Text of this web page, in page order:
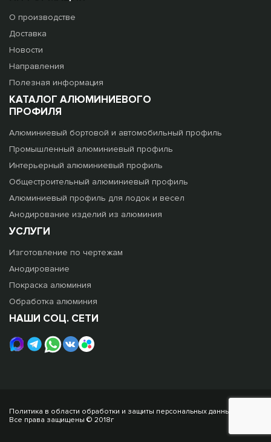
О производстве
Доставка
Новости
Направления
Полезная информация
КАТАЛОГ АЛЮМИНИЕВОГО
ПРОФИЛЯ
Алюминиевый бортовой и автомобильный профиль
Промышленный алюминиевый профиль
Интерьерный алюминиевый профиль
Общестроительный алюминиевый профиль
Алюминиевый профиль для лодок и весел
Анодирование изделий из алюминия
УСЛУГИ
Изготовление по чертежам
Анодирование
Покраска алюминия
Обработка алюминия
НАШИ СОЦ. СЕТИ
Все права защищены © 2018г
Политика в области обработки и защиты персональных данных